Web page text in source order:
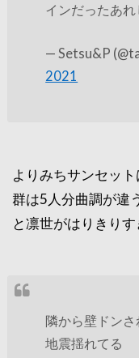
インだったあれ
— Setsu&P
2021
よりみちサンセッ
群は5人分曲調が違
と凛世がはりきりす
隣から壁ドン
地震揺れてる